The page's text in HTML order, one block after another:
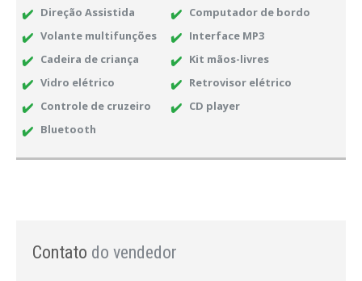
Direção Assistida
Computador de bordo
Volante multifunções
Interface MP3
Cadeira de criança
Kit mãos-livres
Vidro elétrico
Retrovisor elétrico
Controle de cruzeiro
CD player
Bluetooth
Contato do vendedor